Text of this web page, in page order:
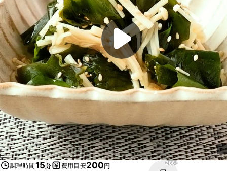
調理時間15分 費用目安200円 2868